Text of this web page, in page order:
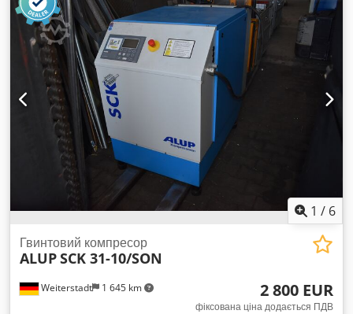
1 / 6
Weiterstadt 1 645 km
Гвинтовий компресор
ALUPSCK 31-10/SON
2 800 EUR
фіксована ціна додається ПДВ